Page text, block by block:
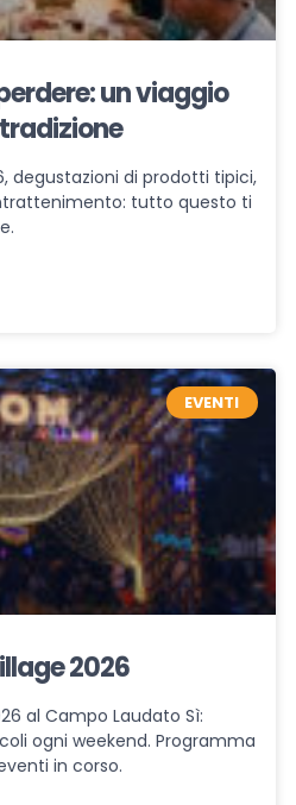
un viaggio
degustazioni di prodotti tipici,
tutto questo ti
EVENTI
2026
al Campo Laudato Sì:
ogni weekend. Programma
in corso.